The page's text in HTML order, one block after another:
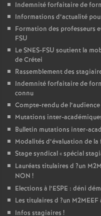
Indemnité forfaitaire de
Informations d’actualité
Formation des professeurs
FSU
LeSNES-FSU soutient la
de Crétei
Rassemblement des
Indemnité forfaitaire de
connu
Compte-rendu de l’audience
Mutations inter-
Bulletin mutations inter-
Modalités d’évaluation de
Stage syndical «spécial
Lauréats titulaires d ?un
NON !
Elections à l’ESPE : déni
Les titulaires d ?un M2MEEF
Infos stagiaires !